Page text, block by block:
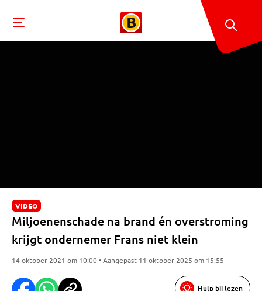
VIDEO
Miljoenenschade na brand én overstroming
krijgt ondernemer Frans niet klein
14 oktober 2021 om 10:00 • Aangepast 11 oktober 2025 om 15:55
Hulp bij lezen